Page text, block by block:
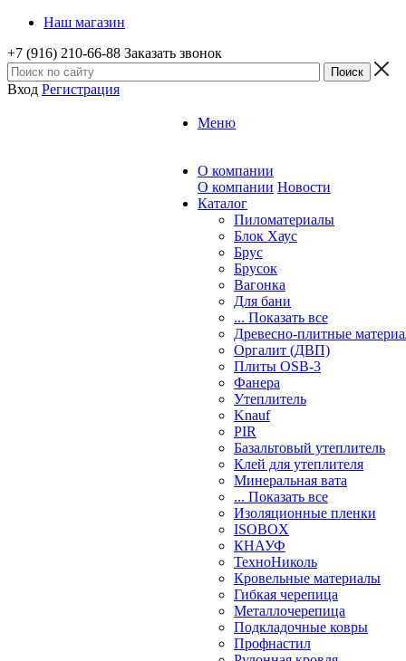
Наш магазин
+7 (916) 210-66-88 Заказать звонок
Вход Регистрация
Меню
О компании
О компании Новости
Каталог
Пиломатериалы
Блок Хаус
Брус
Брусок
Вагонка
Для бани
... Показать все
Древесно-плитные
Оргалит (ДВП)
Плиты OSB-3
Фанера
Утеплитель
Knauf
PIR
Базальтовый утеплитель
Клей для утеплителя
Минеральная вата
... Показать все
Изоляционные пленки
ISOBOX
КНАУФ
ТехноНиколь
Кровельные материалы
Гибкая черепица
Металлочерепица
Подкладочные ковры
Профнастил